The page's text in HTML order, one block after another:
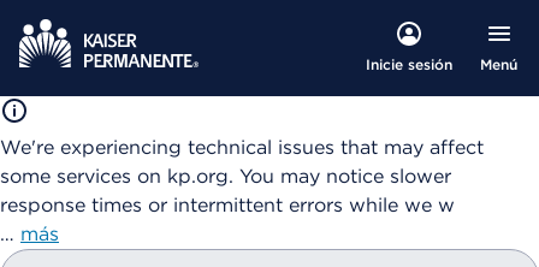
Inicie sesión Menú
We're experiencing technical issues that may affect
some services on kp.org. You may notice slower
response times or intermittent errors while we w
… más